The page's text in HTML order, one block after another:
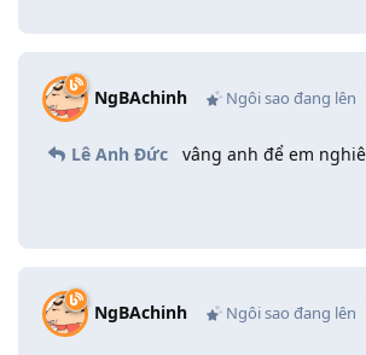
NgBAchinh Ngôi sao đang lên
Lê Anh Đức vâng anh để em
NgBAchinh Ngôi sao đang lên